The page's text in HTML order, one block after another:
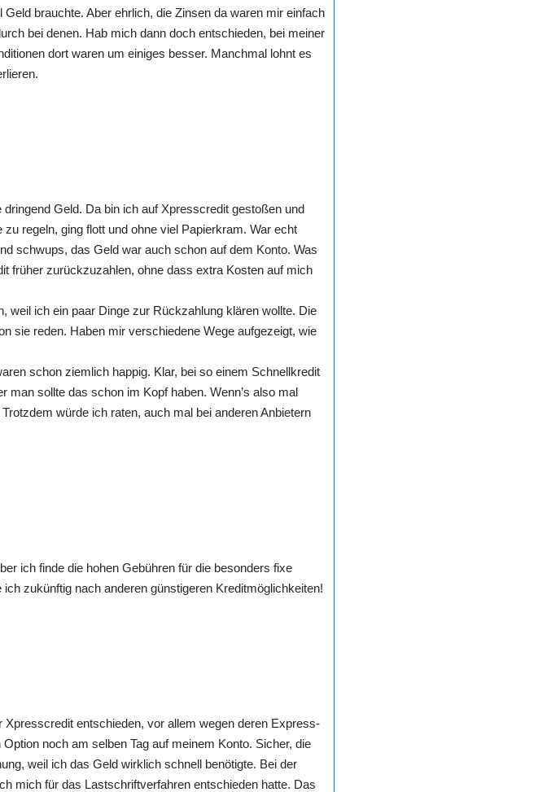
brauchte. Aber ehrlich, die Zinsen da waren mir einfach
bei denen. Hab mich dann doch entschieden, bei meiner
dort waren um einiges besser. Manchmal lohnt es
Geld. Da bin ich auf Xpresscredit gestoßen und
regeln, ging flott und ohne viel Papierkram. War echt
schwups, das Geld war auch schon auf dem Konto. Was
früher zurückzuzahlen, ohne dass extra Kosten auf mich
weil ich ein paar Dinge zur Rückzahlung klären wollte. Die
sie reden. Haben mir verschiedene Wege aufgezeigt, wie
schon ziemlich happig. Klar, bei so einem Schnellkredit
man sollte das schon im Kopf haben. Wenn’s also mal
würde ich raten, auch mal bei anderen Anbietern
ich finde die hohen Gebühren für die besonders fixe
zukünftig nach anderen günstigeren Kreditmöglichkeiten!
entschieden, vor allem wegen deren Express-
noch am selben Tag auf meinem Konto. Sicher, die
weil ich das Geld wirklich schnell benötigte. Bei der
mich für das Lastschriftverfahren entschieden hatte. Das